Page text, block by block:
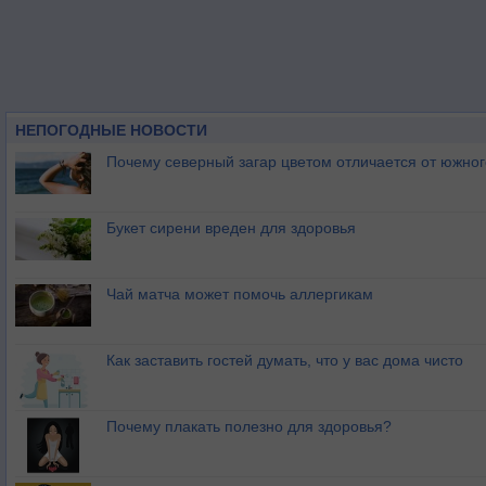
НЕПОГОДНЫЕ НОВОСТИ
Почему северный загар цветом отличается от
Букет сирени вреден для здоровья
Чай матча может помочь аллергикам
Как заставить гостей думать, что у вас дома чисто
Почему плакать полезно для здоровья?